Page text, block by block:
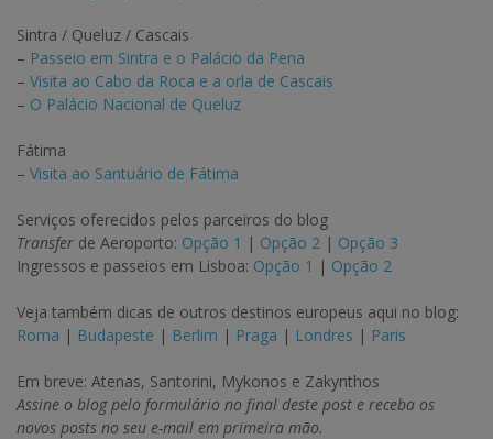
Sintra / Queluz / Cascais
– Passeio em Sintra e o Palácio da Pena
– Visita ao Cabo da Roca e a orla de Cascais
– O Palácio Nacional de Queluz
Fátima
– Visita ao Santuário de Fátima
Serviços oferecidos pelos parceiros do blog
Transfer de Aeroporto: Opção 1 | Opção 2 | Opção 3
Ingressos e passeios em Lisboa: Opção 1 | Opção 2
Veja também dicas de outros destinos europeus aqui no blog:
Roma | Budapeste | Berlim | Praga | Londres | Paris
Em breve: Atenas, Santorini, Mykonos e Zakynthos
Assine o blog pelo formulário no final deste post e receba os
novos posts no seu e-mail em primeira mão.